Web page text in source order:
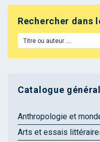
Rechercher dans
Catalogue général
Anthropologie et
Arts et essais